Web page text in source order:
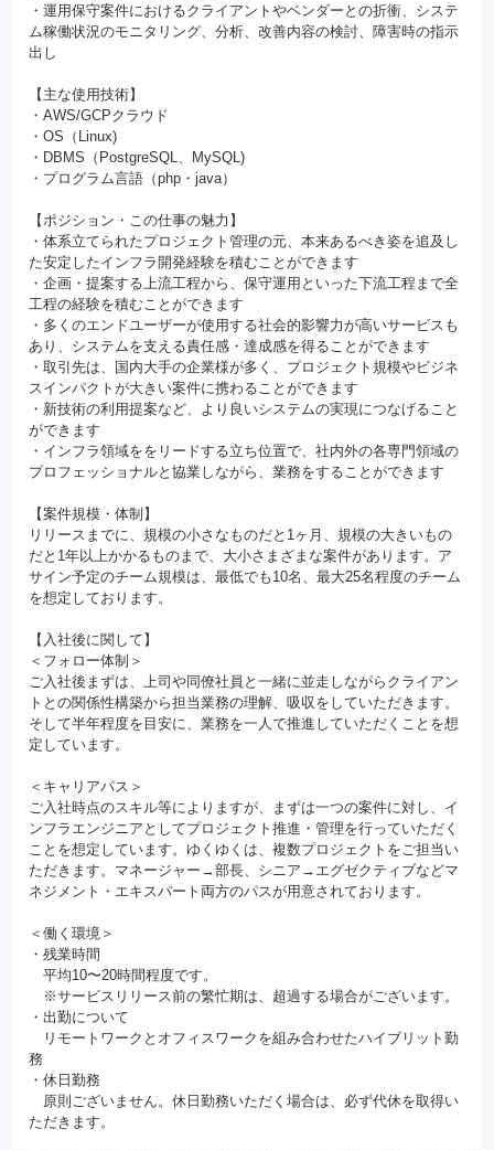
・運用保守案件におけるクライアントやベンダーとの折衝、システ
ム稼働状況のモニタリング、分析、改善内容の検討、障害時の指示
出し
【主な使用技術】
・AWS/GCPクラウド
・OS（Linux)
・DBMS（PostgreSQL、MySQL)
・プログラム言語（php・java）
【ポジション・この仕事の魅力】
・体系立てられたプロジェクト管理の元、本来あるべき姿を追及し
た安定したインフラ開発経験を積むことができます
・企画・提案する上流工程から、保守運用といった下流工程まで全
工程の経験を積むことができます
・多くのエンドユーザーが使用する社会的影響力が高いサービスも
あり、システムを支える責任感・達成感を得ることができます
・取引先は、国内大手の企業様が多く、プロジェクト規模やビジネ
スインパクトが大きい案件に携わることができます
・新技術の利用提案など、より良いシステムの実現につなげること
ができます
・インフラ領域ををリードする立ち位置で、社内外の各専門領域の
プロフェッショナルと協業しながら、業務をすることができます
【案件規模・体制】
リリースまでに、規模の小さなものだと1ヶ月、規模の大きいもの
だと1年以上かかるものまで、大小さまざまな案件があります。ア
サイン予定のチーム規模は、最低でも10名、最大25名程度のチーム
を想定しております。
【入社後に関して】
＜フォロー体制＞
ご入社後まずは、上司や同僚社員と一緒に並走しながらクライアン
トとの関係性構築から担当業務の理解、吸収をしていただきます。
そして半年程度を目安に、業務を一人で推進していただくことを想
定しています。
＜キャリアパス＞
ご入社時点のスキル等によりますが、まずは一つの案件に対し、イ
ンフラエンジニアとしてプロジェクト推進・管理を行っていただく
ことを想定しています。ゆくゆくは、複数プロジェクトをご担当い
ただきます。マネージャー→部長、シニア→エグゼクティブなどマ
ネジメント・エキスパート両方のパスが用意されております。
＜働く環境＞
・残業時間
平均10〜20時間程度です。
※サービスリリース前の繁忙期は、超過する場合がございます。
・出勤について
リモートワークとオフィスワークを組み合わせたハイブリット勤
務
・休日勤務
原則ございません。休日勤務いただく場合は、必ず代休を取得い
ただきます。